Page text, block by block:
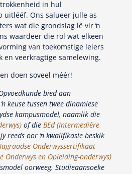
in hul
uitlééf. Ons salueer julle as
wat die grondslag lê vir ŉ
waardeer die rol wat elkeen
van toekomstige leiers
en veerkragtige samelewing.
doen soveel méér!
bied aan
keuse tussen twee dinamiese
kampusmodel, naamlik die
of die BEd (Intermediêre
reeds oor ŉ kwalifikasie beskik
Onderwyssertifikaat
Onderwys en Opleiding-onderwys)
oorweeg. Studieaansoeke